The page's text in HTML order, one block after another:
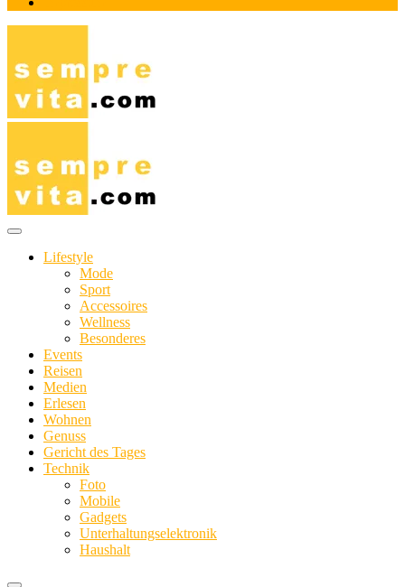
Lifestyle
Mode
Sport
Accessoires
Wellness
Besonderes
Events
Reisen
Medien
Erlesen
Wohnen
Genuss
Gericht des Tages
Technik
Foto
Mobile
Gadgets
Unterhaltungselektronik
Haushalt